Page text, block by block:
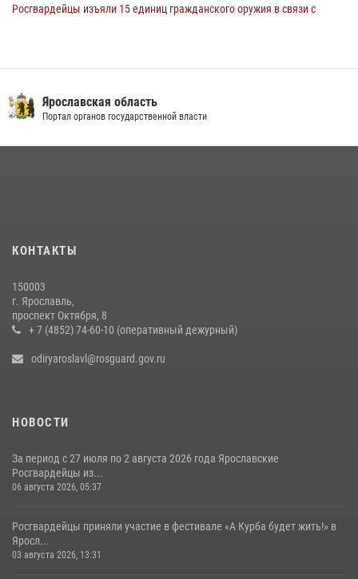
Росгвардейцы изъяли 15 единиц гражданского оружия в связи с
Росгвардейцы изъяли 20 единиц гражданского оружия в связи с
нарушением законодательства
СОВЕРШИЛИ БОЛЕЕ 300 ВЫЕЗДОВ ПО СИГНАЛАМ «ТРЕВОГА»
Росгвардейцы оказали помощь пострадавшему в ДТП
мотоциклисту в Ярославле
Ярославская область
Портал органов государственной власти
КОНТАКТЫ
150003
г. Ярославль,
проспект Октября, 8
+ 7 (4852) 74-60-10 (оперативный дежурный)
odiryaroslavl@rosguard.gov.ru
НОВОСТИ
За период с 27 июля по 2 августа 2026 года Ярославские
Росгвардейцы из...
06 августа 2026, 05:37
Росгвардейцы приняли участие в фестивале «А Курба будет жить!» в
Яросл...
03 августа 2026, 13:31